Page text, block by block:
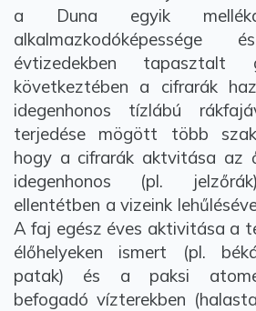
a Duna egyik
évtizedekben tapasztalt
következtében a cifrarák
idegenhonos tízlábú
terjedése mögött több
hogy a cifrarák aktvitása az
idegenhonos (pl.
ellentétben a vizeink
A faj egész éves aktivitása a
élőhelyeken ismert (pl.
patak) és a paksi
befogadó vízterekben